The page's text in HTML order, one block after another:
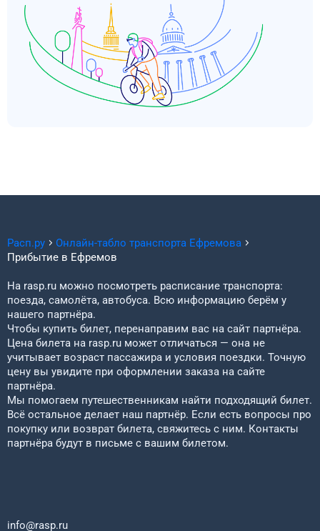
Расп.ру Онлайн-табло транспорта Ефремова
Прибытие в Ефремов
На rasp.ru можно посмотреть расписание транспорта:
поезда, самолёта, автобуса. Всю информацию берём у
нашего партнёра.
Чтобы купить билет, перенаправим вас на сайт партнёра.
Цена билета на rasp.ru может отличаться — она не
учитывает возраст пассажира и условия поездки. Точную
цену вы увидите при оформлении заказа на сайте
партнёра.
Мы помогаем путешественникам найти подходящий билет.
Всё остальное делает наш партнёр. Если есть вопросы про
покупку или возврат билета, свяжитесь с ним. Контакты
партнёра будут в письме с вашим билетом.
info@rasp.ru